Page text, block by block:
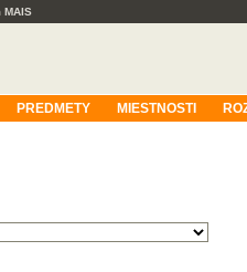
MAIS
PREDMETY MIESTNOSTI